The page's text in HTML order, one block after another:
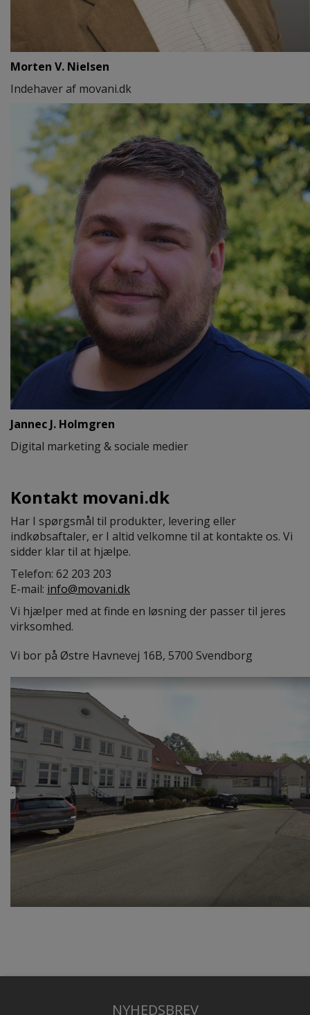
Morten V. Nielsen
Indehaver af movani.dk
Jannec J. Holmgren
Digital marketing & sociale medier
Kontakt movani.dk
Har I spørgsmål til produkter, levering eller
indkøbsaftaler, er I altid velkomne til at kontakte os. Vi
sidder klar til at hjælpe.
Telefon: 62 203 203
E-mail: info@movani.dk
Vi hjælper med at finde en løsning der passer til jeres
virksomhed.
Vi bor på Østre Havnevej 16B, 5700 Svendborg
NYHEDSBREV